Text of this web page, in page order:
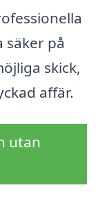
säker på
skick,
affär.
utan